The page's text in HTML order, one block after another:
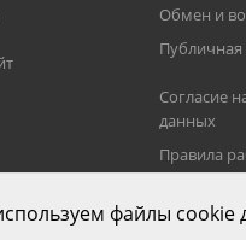
Обмен и
Публичная
Согласие
данных
Правила
файлов
файлы cookie